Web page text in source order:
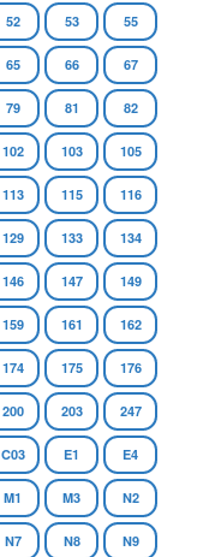
52 53 55
65 66 67
79 81 82
102 103 105
113 115 116
129 133 134
146 147 149
159 161 162
174 175 176
200 203 247
C03 E1 E4
M1 M3 N2
N7 N8 N9